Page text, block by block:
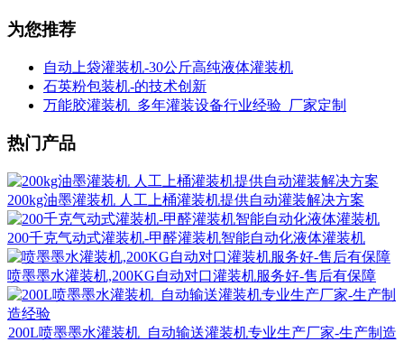
为您推荐
自动上袋灌装机-30公斤高纯液体灌装机
石英粉包装机-的技术创新
万能胶灌装机_多年灌装设备行业经验_厂家定制
热门产品
200kg油墨灌装机 人工上桶灌装机提供自动灌装解决方案
200千克气动式灌装机-甲醛灌装机智能自动化液体灌装机
喷墨墨水灌装机,200KG自动对口灌装机服务好-售后有保障
200L喷墨墨水灌装机_自动输送灌装机专业生产厂家-生产制造